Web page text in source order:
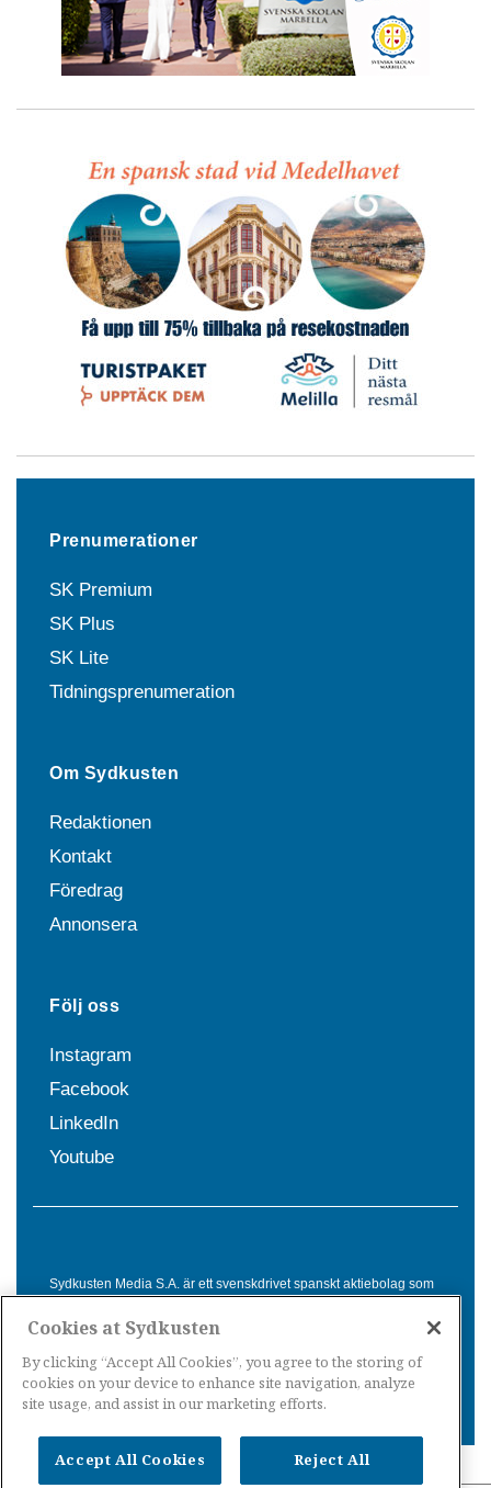
Prenumerationer
SK Premium
SK Plus
SK Lite
Tidningsprenumeration
Om Sydkusten
Redaktionen
Kontakt
Föredrag
Annonsera
Följ oss
Instagram
Facebook
LinkedIn
Youtube
Sydkusten Media S.A. är ett svenskdrivet spanskt aktiebolag som
Spanien. Genom nyhetsbevakning av hela Spanien, med bas på
informationsförmedling för svenskar i Spanien.
Cookies at Sydkusten
By clicking “Accept All Cookies”, you agree to the storing of
cookies on your device to enhance site navigation, analyze
site usage, and assist in our marketing efforts.
Accept All Cookies Reject All